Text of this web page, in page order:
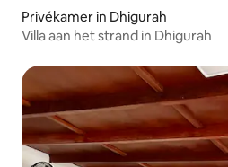
Privékamer in Dhigurah
Villa aan het strand in Dhigurah